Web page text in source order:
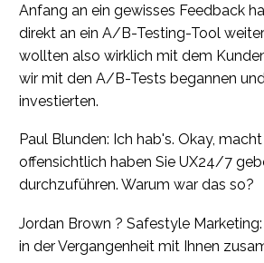
Anfang an ein gewisses Feedback
direkt an ein A/B-Testing-Tool
wollten also wirklich mit dem
wir mit den A/B-Tests begannen
investierten.
Paul Blunden: Ich hab's. Okay,
offensichtlich haben Sie UX24/7
durchzuführen. Warum war das so?
Jordan Brown ? Safestyle
in der Vergangenheit mit Ihnen